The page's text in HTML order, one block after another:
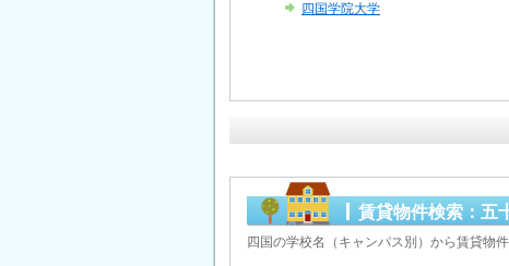
四国学院大学
賃貸物件検索：五
四国の学校名（キャンパス別）から賃貸物件